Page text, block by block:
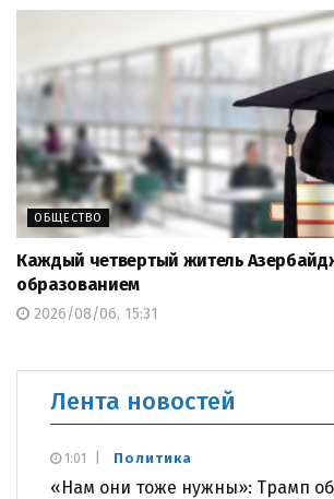
ОБЩЕСТВО
Каждый четвертый житель
образованием
2026/08/06, 15:31
Лента новостей
Политика
«Нам они тоже нужны»: Трамп
1:01